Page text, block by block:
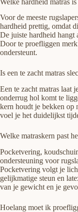
Voor de meeste
hardheid prettig, omdat
De juiste hardheid hangt
Door te proefliggen
ondersteunt.
Is een te zacht matras
Een te zacht matras laat
onderrug hol komt te
kern houdt je bekken op
voel je het duidelijkst
Welke matraskern past
Pocketvering,
ondersteuning voor
Pocketvering volgt je
gelijkmatige steun en
van je gewicht en je
Hoelang moet ik